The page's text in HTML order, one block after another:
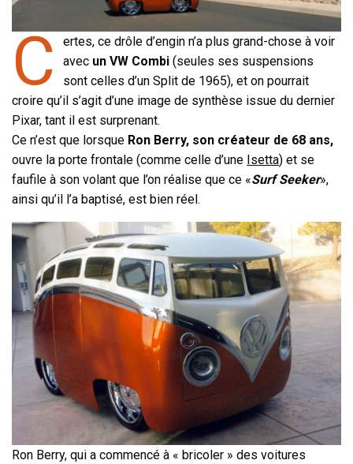
C
ertes, ce drôle d’engin n’a plus grand-chose à voir
avec un VW Combi (seules ses suspensions
sont celles d’un Split de 1965), et on pourrait
croire qu’il s’agit d’une image de synthèse issue du dernier
Pixar, tant il est surprenant.
Ce n’est que lorsque Ron Berry, son créateur de 68 ans,
ouvre la porte frontale (comme celle d’une Isetta) et se
faufile à son volant que l’on réalise que ce «Surf Seeker»,
ainsi qu’il l’a baptisé, est bien réel.
Ron Berry, qui a commencé à « bricoler » des voitures